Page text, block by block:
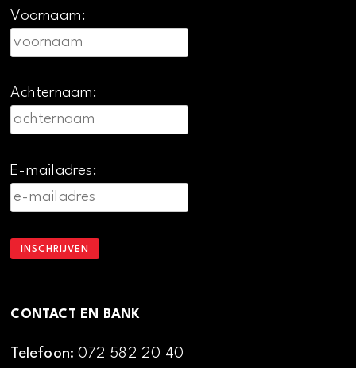
Voornaam:
Achternaam:
E-mailadres:
CONTACT EN BANK
Telefoon:072 582 20 40